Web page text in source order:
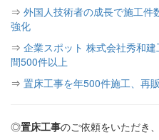
⇒ 外国人技術者の成長で施工件
強化
⇒ 企業スポット 株式会社秀和
間500件以上
⇒ 置床工事を年500件施工、再
◎置床工事のご依頼をいただき